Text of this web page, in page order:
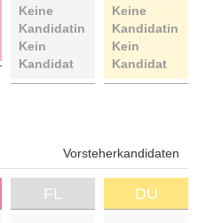
Keine
Kandidatin
Kein
Kandidat
Keine
Kandidatin
Kein
Kandidat
Vorsteherkandidaten
FL DU